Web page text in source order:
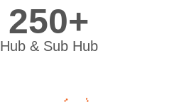
250+
Hub & Sub Hub